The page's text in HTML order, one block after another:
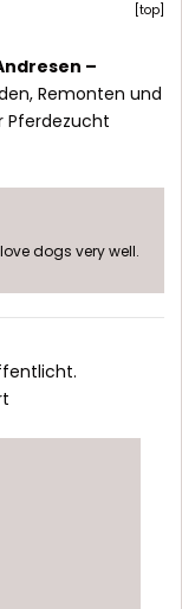
top
–
Remonten und
Pferdezucht
dogs very well.